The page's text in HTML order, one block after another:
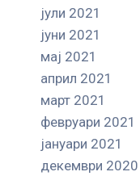
јули 2021
јуни 2021
мај 2021
април 2021
март 2021
февруари 2021
јануари 2021
декември 2020